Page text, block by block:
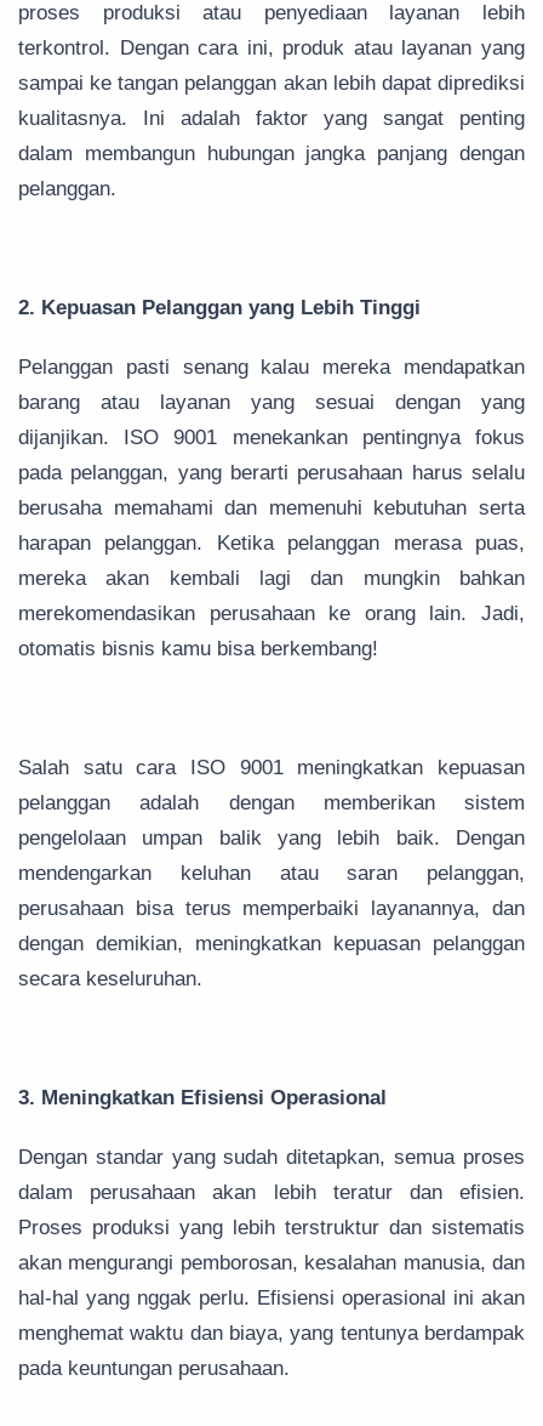
proses produksi atau penyediaan layanan lebih
terkontrol. Dengan cara ini, produk atau layanan yang
sampai ke tangan pelanggan akan lebih dapat diprediksi
kualitasnya. Ini adalah faktor yang sangat penting
dalam membangun hubungan jangka panjang dengan
pelanggan.
2. Kepuasan Pelanggan yang Lebih Tinggi
Pelanggan pasti senang kalau mereka mendapatkan
barang atau layanan yang sesuai dengan yang
dijanjikan. ISO 9001 menekankan pentingnya fokus
pada pelanggan, yang berarti perusahaan harus selalu
berusaha memahami dan memenuhi kebutuhan serta
harapan pelanggan. Ketika pelanggan merasa puas,
mereka akan kembali lagi dan mungkin bahkan
merekomendasikan perusahaan ke orang lain. Jadi,
otomatis bisnis kamu bisa berkembang!
Salah satu cara ISO 9001 meningkatkan kepuasan
pelanggan adalah dengan memberikan sistem
pengelolaan umpan balik yang lebih baik. Dengan
mendengarkan keluhan atau saran pelanggan,
perusahaan bisa terus memperbaiki layanannya, dan
dengan demikian, meningkatkan kepuasan pelanggan
secara keseluruhan.
3. Meningkatkan Efisiensi Operasional
Dengan standar yang sudah ditetapkan, semua proses
dalam perusahaan akan lebih teratur dan efisien.
Proses produksi yang lebih terstruktur dan sistematis
akan mengurangi pemborosan, kesalahan manusia, dan
hal-hal yang nggak perlu. Efisiensi operasional ini akan
menghemat waktu dan biaya, yang tentunya berdampak
pada keuntungan perusahaan.